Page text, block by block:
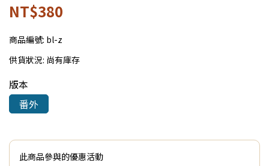
NT$380
商品編號: bl-z
供貨狀況: 尚有庫存
版本
番外
此商品參與的優惠活動